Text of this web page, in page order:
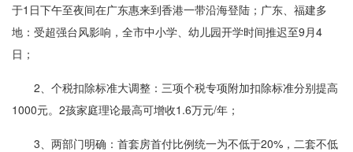
于1日下午至夜间在广东惠来到香港一带沿海登陆；广东、福建多
地：受超强台风影响，全市中小学、幼儿园开学时间推迟至9月4
日；
2、个税扣除标准大调整：三项个税专项附加扣除标准分别提高
1000元。2孩家庭理论最高可增收1.6万元/年；
3、两部门明确：首套房首付比例统一为不低于20%，二套不低